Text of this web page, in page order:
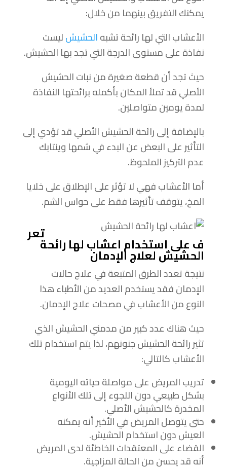
يمكنك التفريق بينهما من خلال:
الأعشاب التي لها رائحة تشبهالحشيشليست
نفاذة على مستوى الدرجة التي تجد بها الحشيش.
حيث تجد أن قطعة صغيرة من نبات الحشيش
الأصلي قد تملأ المكان بأكمله برائحتها النفاذة
لمدة يومين متواصلين.
بالإضافة إلى رائحة الحشيش الأصلي قد تؤدي إلى
التأثير على البعض عن البدء في شمها وينتابك
عدم التركيز الملحوظ.
أما الأعشاب فهي لا تؤثر على الإطلاق على خلايا
المخ، يتوقف تأثيرها فقط على حواس الشم.
تعر
ف على استخدام اعشاب لها رائحة
الحشيش لعلاج الإدمان
نتيجة تعدد الطرق المتبعة في علاج حالات
الإدمان فقد يستخدم العديد من الأطباء هذا
النوع من الأعشاب في مصحات علاج الإدمان.
حيث هناك عدد كبير من مدمني الحشيش الذي
تثير رائحة الحشيش جنونهم، لذا يتم استخدام تلك
الأعشاب كالتالي:
تدريب المريض على مواصلة حياته اليومية
بشكل طبيعي دون اللجوء إلى تلك الأنواع
المخدرة كالحشيش الأصلي.
حتى يتوصل المريض في الأخير أنه يمكنه
العيش دون استخدام الحشيش.
القضاء على المعتقدات الخاطئة لدى المريض
أنه قد يحسن من الحالة المزاجية.